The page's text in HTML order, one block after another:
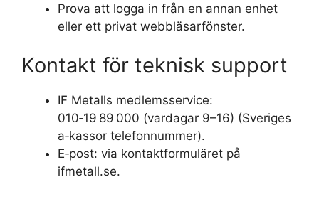
Prova att logga in från en annan enhet
eller ett privat webbläsarfönster.
Kontakt för teknisk support
IF Metalls medlemsservice:
010‑19 89 000 (vardagar 9–16) (Sveriges
a‑kassor telefonnummer).
E‑post: via kontaktformuläret på
ifmetall.se.